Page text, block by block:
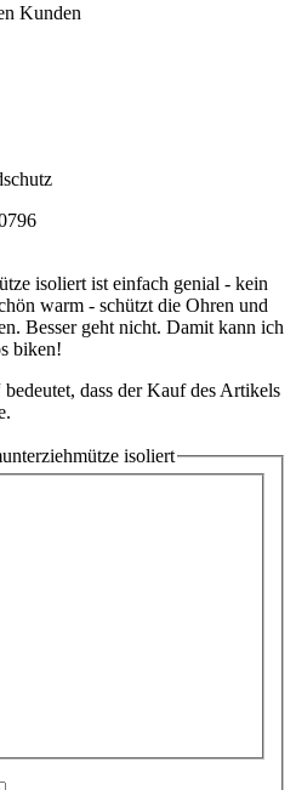
Kunden
isoliert ist einfach genial - kein
warm - schützt die Ohren und
Besser geht nicht. Damit kann ich
biken!
dass der Kauf des Artikels
isoliert